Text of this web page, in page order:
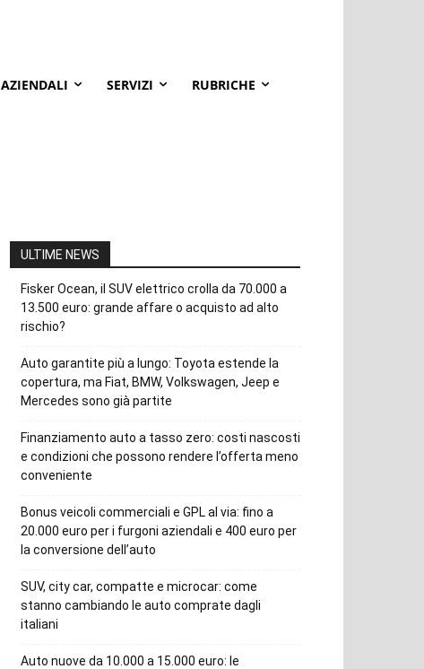
AZIENDALI SERVIZI RUBRICHE
ULTIME NEWS
Fisker Ocean, il SUV elettrico crolla da 70.000 a
13.500 euro: grande affare o acquisto ad alto
rischio?
Auto garantite più a lungo: Toyota estende la
copertura, ma Fiat, BMW, Volkswagen, Jeep e
Mercedes sono già partite
Finanziamento auto a tasso zero: costi nascosti
e condizioni che possono rendere l’offerta meno
conveniente
Bonus veicoli commerciali e GPL al via: fino a
20.000 euro per i furgoni aziendali e 400 euro per
la conversione dell’auto
SUV, city car, compatte e microcar: come
stanno cambiando le auto comprate dagli
italiani
Auto nuove da 10.000 a 15.000 euro: le